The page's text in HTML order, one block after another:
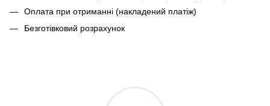
Оплата при отриманні (накладений платіж)
Безготівковий розрахунок